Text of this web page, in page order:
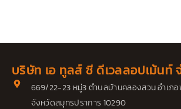
บริษัท เอ ทูลส์ ซี ดีเวลลอปเม้นท์
669/22-23 หมู่3 ตำบลบ้านคลองสวน อำเภ
จังหวัดสมุทรปราการ 10290